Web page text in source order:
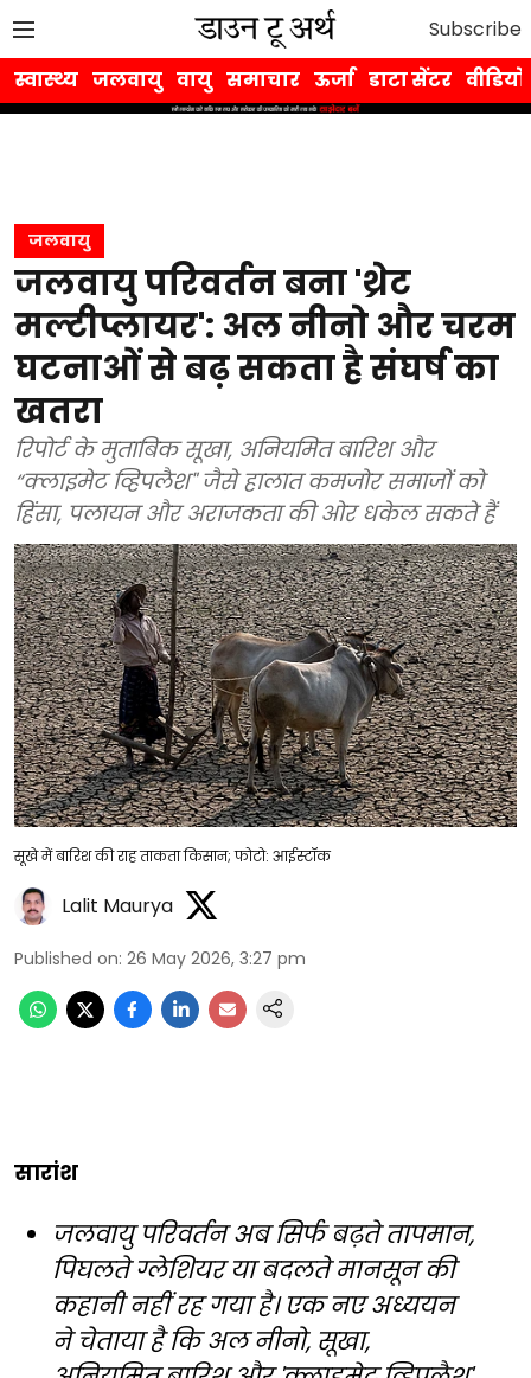
Subscribe
स्वास्थ्य जलवायु वायु समाचार ऊर्जा डाटा सेंटर वीडियो
जलवायु
जलवायु परिवर्तन बना 'थ्रेट
मल्टीप्लायर': अल नीनो और चरम
घटनाओं से बढ़ सकता है संघर्ष का
खतरा
रिपोर्ट के मुताबिक सूखा, अनियमित बारिश और
“क्लाइमेट व्हिपलैश" जैसे हालात कमजोर समाजों को
हिंसा, पलायन और अराजकता की ओर धकेल सकते हैं
सूखे में बारिश की राह ताकता किसान; फोटो: आईस्टॉक
Lalit Maurya
Published on: 26 May 2026, 3:27 pm
सारांश
जलवायु परिवर्तन अब सिर्फ बढ़ते तापमान,
पिघलते ग्लेशियर या बदलते मानसून की
कहानी नहीं रह गया है। एक नए अध्ययन
ने चेताया है कि अल नीनो, सूखा,